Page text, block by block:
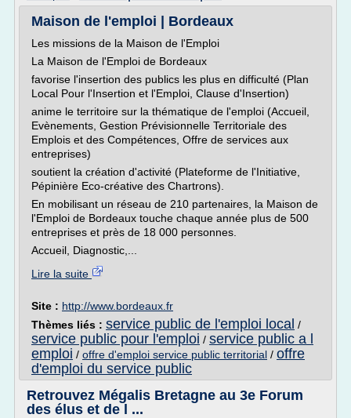
Maison de l'emploi | Bordeaux
Les missions de la Maison de l'Emploi
La Maison de l'Emploi de Bordeaux
favorise l'insertion des publics les plus en difficulté (Plan
Local Pour l'Insertion et l'Emploi, Clause d'Insertion)
anime le territoire sur la thématique de l'emploi (Accueil,
Evènements, Gestion Prévisionnelle Territoriale des
Emplois et des Compétences, Offre de services aux
entreprises)
soutient la création d'activité (Plateforme de l'Initiative,
Pépinière Eco-créative des Chartrons).
En mobilisant un réseau de 210 partenaires, la Maison de
l'Emploi de Bordeaux touche chaque année plus de 500
entreprises et près de 18 000 personnes.
Accueil, Diagnostic,...
Lire la suite
Site : http://www.bordeaux.fr
Thèmes liés : service public de l'emploi local /
service public pour l'emploi / service public a l
emploi / offre d'emploi service public territorial / offre
d'emploi du service public
Retrouvez Mégalis Bretagne au 3e Forum
des élus et de l ...